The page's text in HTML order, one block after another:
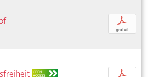
p
gratuit
OPEN p